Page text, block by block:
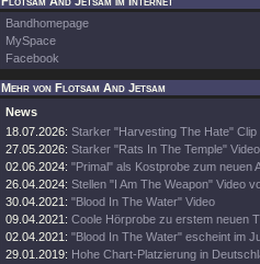
Bandhomepage
MySpace
Facebook
Mehr von Flotsam And Jetsam
News
18.07.2026: Starker "Harvesting The Hate" Clip
27.05.2026: Starker "Rats In The Temple"
02.06.2024: "Primal" als Kostprobe zum neuen
26.04.2024: Stellen "I Am The Weapon" Video
30.04.2021: "Blood In The Water" Video
09.04.2021: Coole Hörprobe zu erstem neuen
02.04.2021: "Blood In The Water" escheint im
29.01.2019: Hohe Chart-Platzierung in